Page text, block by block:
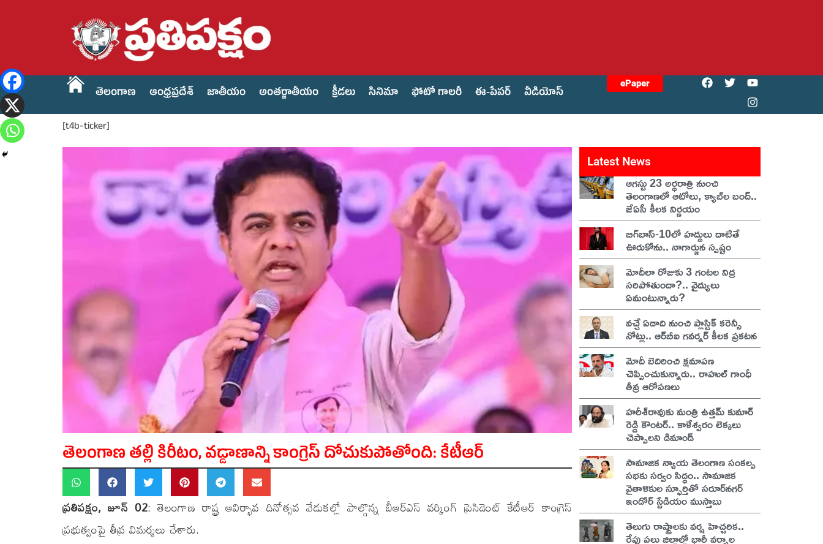
తెలంగాణ ఆంధ్రప్రదేశ్ జాతీయం అంతర్జాతీయం క్రీడలు సినిమా ఫోటో గాలరీ ఈ-పేపర్ వీడియోస్
ePaper
[t4b-ticker]
తెలంగాణ తల్లి కిరీటం, వడ్డాణాన్ని కాంగ్రెస్ దోచుకుపోతోంది: కేటీఆర్
ప్రతిపక్షం, జూన్ 02: తెలంగాణ రాష్ట్ర ఆవిర్భావ దినోత్సవ వేడుకల్లో పాల్గొన్న బీఆర్ఎస్ వర్కింగ్ ప్రెసిడెంట్ కేటీఆర్ కాంగ్రెస్
ప్రభుత్వంపై తీవ్ర విమర్శలు చేశారు.
Latest News
ఆగస్టు 23 అర్ధరాత్రి నుంచి
తెలంగాణలో ఆటోలు, క్యాబ్‌ల బంద్..
జేఏసీ కీలక నిర్ణయం
బిగ్‌బాస్-10లో హద్దులు దాటితే
ఊరుకోను.. నాగార్జున స్పష్టం
మోదీలా రోజుకు 3 గంటల నిద్ర
సరిపోతుందా?.. వైద్యులు
ఏమంటున్నారు?
వచ్చే ఏడాది నుంచి ప్లాస్టిక్ కరెన్సీ
నోట్లు.. ఆర్‌బీఐ గవర్నర్ కీలక ప్రకటన
మోదీ బెదిరించి క్షమాపణ
చెప్పించుకున్నారు.. రాహుల్ గాంధీ
తీవ్ర ఆరోపణలు
హరీశ్‌రావుకు మంత్రి ఉత్తమ్ కుమార్
రెడ్డి కౌంటర్.. కాళేశ్వరం లెక్కలు
చెప్పాలని డిమాండ్
సామాజిక న్యాయ తెలంగాణ సంకల్ప
సభకు సర్వం సిద్ధం.. సామాజిక
వైతాళికుల స్ఫూర్తితో సరూర్‌నగర్
ఇండోర్ స్టేడియం ముస్తాబు
తెలుగు రాష్ట్రాలకు వర్ష హెచ్చరిక..
రేపు పలు జిల్లాల్లో భారీ వర్షాల